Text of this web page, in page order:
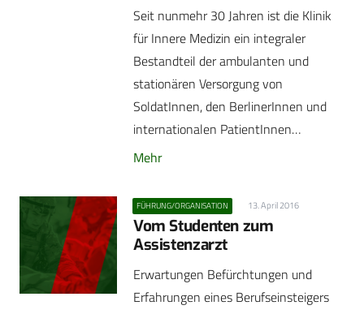
Seit nunmehr 30 Jahren ist die Klinik
für Innere Medizin ein integraler
Bestandteil der ambulanten und
stationären Versorgung von
SoldatInnen, den BerlinerInnen und
internationalen PatientInnen…
Mehr
FÜHRUNG/ORGANISATION 13. April 2016
Vom Studenten zum
Assistenzarzt
Erwartungen Befürchtungen und
Erfahrungen eines Berufseinsteigers